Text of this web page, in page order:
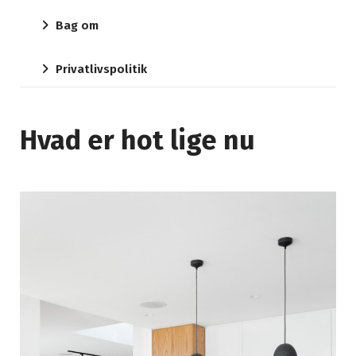
Bag om
Privatlivspolitik
Hvad er hot lige nu